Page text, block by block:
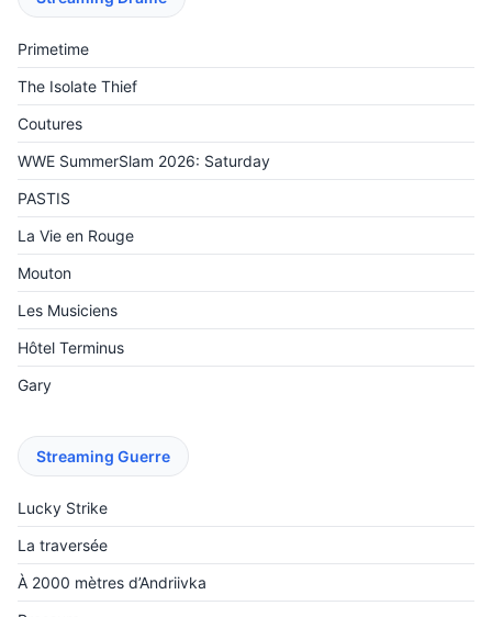
Primetime
The Isolate Thief
Coutures
WWE SummerSlam 2026: Saturday
PASTIS
La Vie en Rouge
Mouton
Les Musiciens
Hôtel Terminus
Gary
Streaming Guerre
Lucky Strike
La traversée
À 2000 mètres d’Andriivka